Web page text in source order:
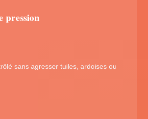
pression
sans agresser tuiles, ardoises ou